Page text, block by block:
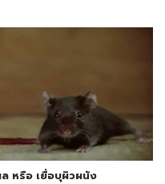
หรือ เยื่อบุผิวผนัง